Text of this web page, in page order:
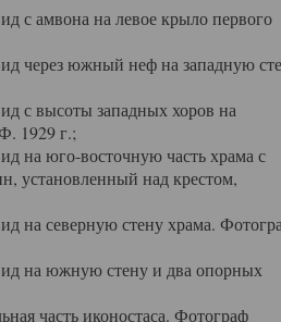
с амвона на левое крыло первого
через южный неф на западную
с высоты западных хоров на
1929 г.;
на юго-восточную часть храма с
установленный над крестом,
на северную стену храма.
на южную стену и два опорных
часть иконостаса. Фотограф